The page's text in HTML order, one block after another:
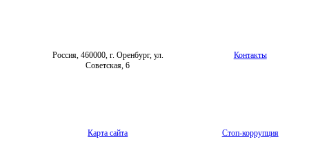
Россия, 460000, г. Оренбург, ул.
Советская, 6
Контакты
Карта сайта Стоп-коррупция